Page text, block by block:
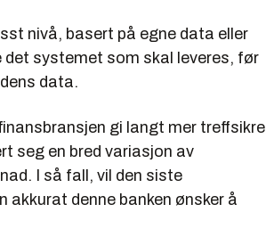
nivå, basert på egne data eller
systemet som skal leveres, før
data.
gi langt mer treffsikre
seg en bred variasjon av
I så fall, vil den siste
akkurat denne banken ønsker å